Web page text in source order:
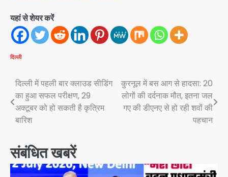
यहां से शेयर करें
दिल्ली
Post
navigation
दिल्ली में पहली बार क्लाउड सीडिंग
का हुआ सफल परीक्षण, 29
अक्टूबर को हो सकती है कृत्रिम
बारिश
कुरनूल में बस आग से हादसा: 20
लोगों की दर्दनाक मौत, इतना जल
गए की डीएनए से हो रही शवों की
पहचान
संबंधित खबरें